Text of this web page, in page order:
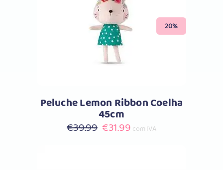
20%
Comprar
Peluche Lemon Ribbon Coelha
45cm
€39.99 O
€31.99Ocom IVA